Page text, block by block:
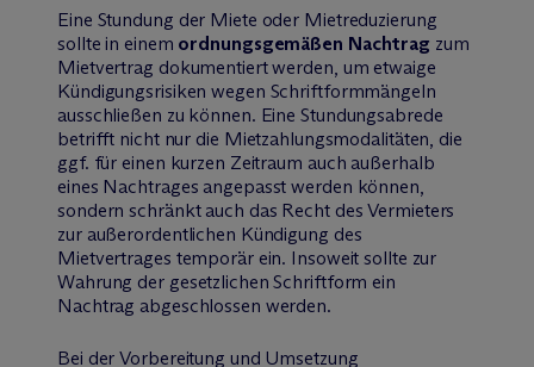
Eine Stundung der Miete oder Mietreduzierung
sollte in einem ordnungsgemäßen Nachtrag zum
Mietvertrag dokumentiert werden, um etwaige
Kündigungsrisiken wegen Schriftformmängeln
ausschließen zu können. Eine Stundungsabrede
betrifft nicht nur die Mietzahlungsmodalitäten, die
ggf. für einen kurzen Zeitraum auch außerhalb
eines Nachtrages angepasst werden können,
sondern schränkt auch das Recht des Vermieters
zur außerordentlichen Kündigung des
Mietvertrages temporär ein. Insoweit sollte zur
Wahrung der gesetzlichen Schriftform ein
Nachtrag abgeschlossen werden.
Bei der Vorbereitung und Umsetzung